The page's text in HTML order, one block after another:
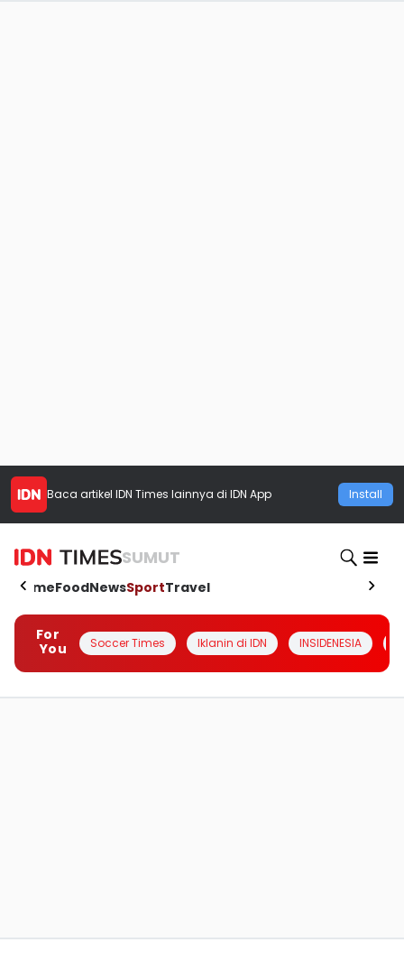
Baca artikel IDN Times lainnya di IDN App Install
SUMUT
HomeFoodNewsSportTravel
For
You
Soccer Times Iklanin di IDN INSIDENESIA